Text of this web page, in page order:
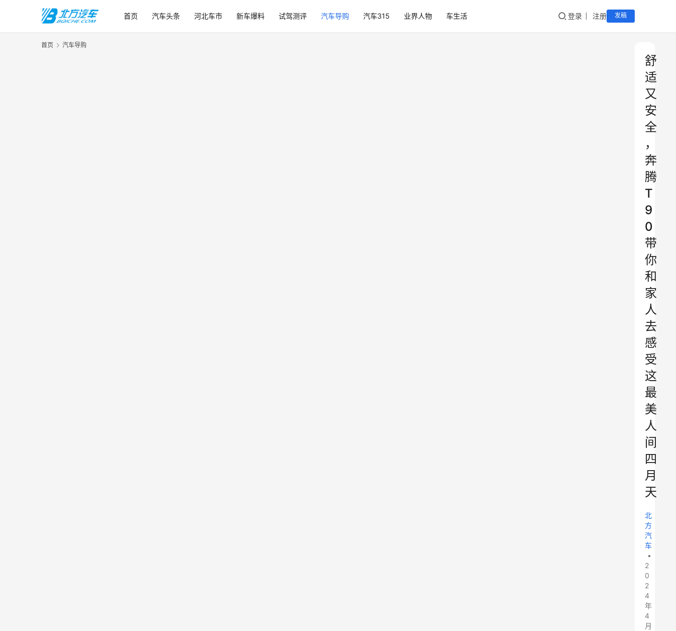
首页 汽车头条 河北车市 新车爆料 试驾测评 汽车导购 汽车315 业界人物 车生活 登录 注册 发稿
首页 汽车导购
舒
适
又
安
全
，
奔
腾
T
9
0
带
你
和
家
人
去
感
受
这
最
美
人
间
四
月
天
北
方
汽
车
•
2
0
2
4
年
4
月